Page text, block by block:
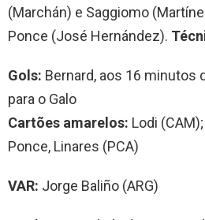
(Marchán) e Saggiomo
Ponce (José Hernández).
Gols: Bernard, aos 16 minutos
para o Galo
Cartões amarelos: Lodi
Ponce, Linares (PCA)
VAR: Jorge Baliño (ARG)